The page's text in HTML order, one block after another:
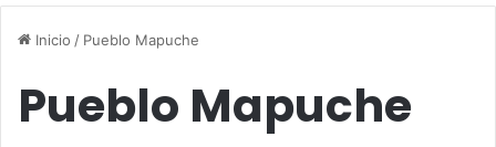
Inicio / Pueblo Mapuche
Pueblo Mapuche